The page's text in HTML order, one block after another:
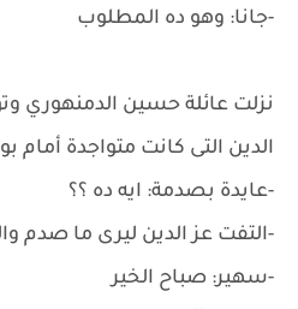
-جانا: وهو ده المطلوب
نزلت عائلة حسين الدمنهوري
الدين التى كانت متواجدة أمام
-عايدة بصدمة: ايه ده ؟؟
-التفت عز الدين ليرى ما صدم
-سهير: صباح الخير